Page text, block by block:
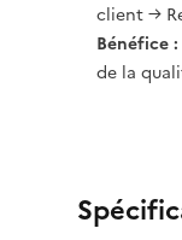
client →
Bénéfice :
de la